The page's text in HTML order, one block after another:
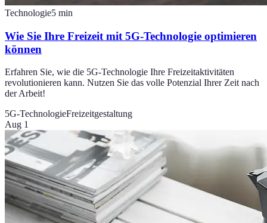
Technologie5 min
Wie Sie Ihre Freizeit mit 5G-Technologie optimieren
können
Erfahren Sie, wie die 5G-Technologie Ihre Freizeitaktivitäten
revolutionieren kann. Nutzen Sie das volle Potenzial Ihrer Zeit nach
der Arbeit!
5G-TechnologieFreizeitgestaltung
Aug 1